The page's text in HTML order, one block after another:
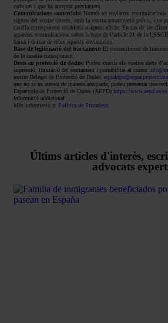
cada cas i que ha acceptat prèviament.
Comunicacions comercials: Només us enviarem
sigueu del vostre interès, amb la vostra autorització prèvia, que
casella corresponent establerta a aquest efecte. En cas de ser
aquestes comunicacions sobre la base de l’article 21 de la
baixa i deixar de rebre aquests enviaments.
Base de legitimació del tractament: El consentiment de
de la casella corresponent.
Drets en protecció de dades: Podeu exercir els vostres drets
supressió, limitació del tractament i portabilitat al correu
nostre Delegat de Protecció de Dades:
que no se us atenen de manera adequada, podeu presentar una
Espanyola de Protecció de Dades (AEPD) https://www.aepd.es/es
Informació addicional
Més informació a: Política de Privadesa.
Últims articles d'interès,
advocats